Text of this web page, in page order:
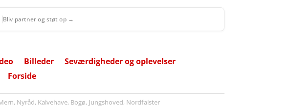
Bliv partner og støt op →
Billeder
Seværdigheder og oplevelser
Forside
Nyråd, Kalvehave, Bogø, Jungshoved, Nordfalster